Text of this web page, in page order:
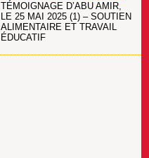
TÉMOIGNAGE D’ABU AMIR,
LE 25 MAI 2025 (1) – SOUTIEN
ALIMENTAIRE ET TRAVAIL
ÉDUCATIF